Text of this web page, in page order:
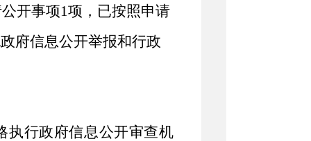
开事项1项 ， 已按照申请
府信息公开举报和行政
执行政府信息公开审查机